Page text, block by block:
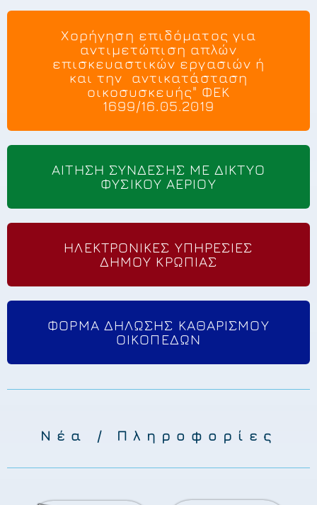
Χορήγηση επιδόματος για
αντιμετώπιση απλών
επισκευαστικών εργασιών ή
και την αντικατάσταση
οικοσυσκευής" ΦΕΚ
1699/16.05.2019
ΑΙΤΗΣΗ ΣΥΝΔΕΣΗΣ ΜΕ ΔΙΚΤΥΟ
ΦΥΣΙΚΟΥ ΑΕΡΙΟΥ
ΗΛΕΚΤΡΟΝΙΚΕΣ ΥΠΗΡΕΣΙΕΣ
ΔΗΜΟΥ ΚΡΩΠΙΑΣ
ΦΟΡΜΑ ΔΗΛΩΣΗΣ ΚΑΘΑΡΙΣΜΟΥ
ΟΙΚΟΠΕΔΩΝ
Νέα / Πληροφορίες